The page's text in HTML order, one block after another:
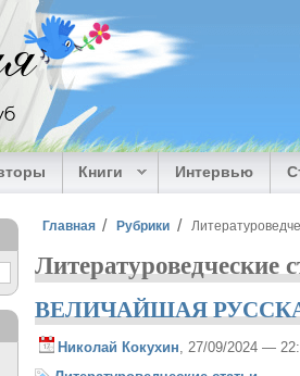
Книги Интервью
Вы здесь
Главная Рубрики
Литературоведческие
ВЕЛИЧАЙШАЯ
Николай Кокухин , 27/09/2024 —